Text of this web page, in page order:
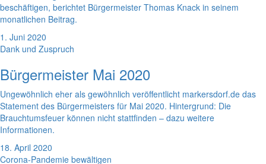
beschäftigen, berichtet Bürgermeister Thomas Knack in seinem
monatlichen Beitrag.
1. Juni 2020
Dank und Zuspruch
Bürgermeister Mai 2020
Ungewöhnlich eher als gewöhnlich veröffentlicht markersdorf.de das
Statement des Bürgermeisters für Mai 2020. Hintergrund: Die
Brauchtumsfeuer können nicht stattfinden – dazu weitere
Informationen.
18. April 2020
Corona-Pandemie bewältigen